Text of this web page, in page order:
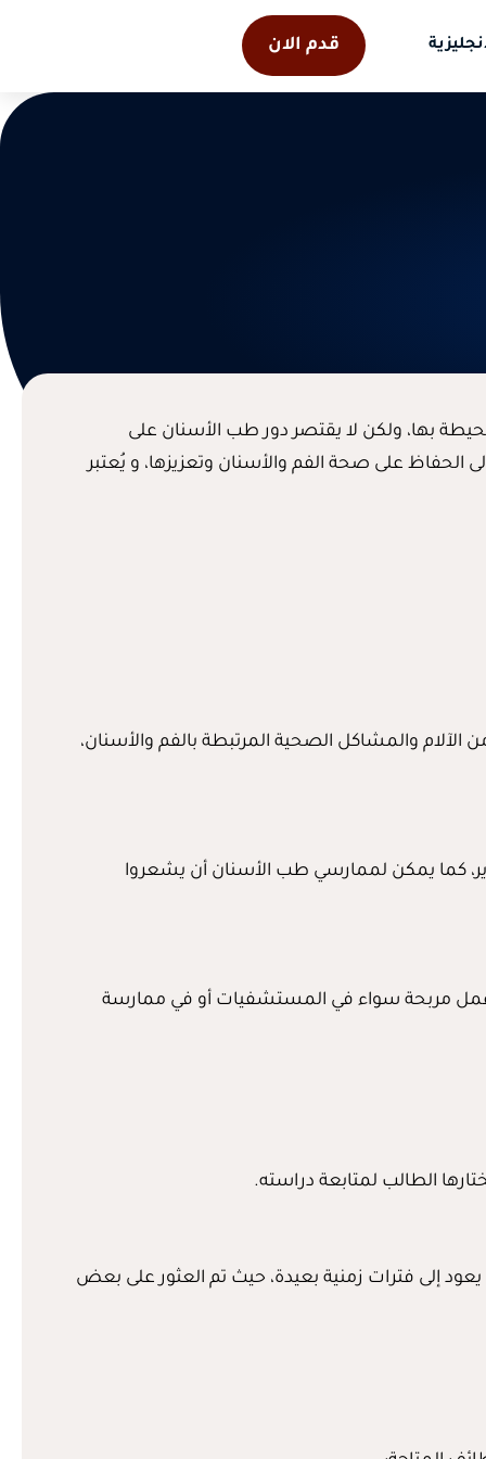
قدم الان
بها، ولكن لا يقتصر دور طب الأسنان على
على صحة الفم والأسنان وتعزيزها، و يُعتبر
والمشاكل الصحية المرتبطة بالفم والأسنان،
كما يمكن لممارسي طب الأسنان أن يشعروا
عمل مربحة سواء في المستشفيات أو في ممارسة
إلى فترات زمنية بعيدة، حيث تم العثور على بعض